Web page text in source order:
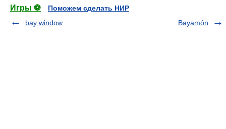
Игры ⚽
Поможем сделать НИР
bay window
Bayamón